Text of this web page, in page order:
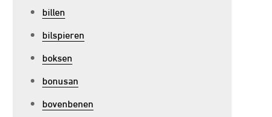
billen
bilspieren
boksen
bonusan
bovenbenen